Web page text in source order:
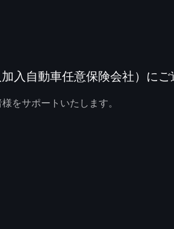
入自動車任意保険会社）にご
をサポートいたします。